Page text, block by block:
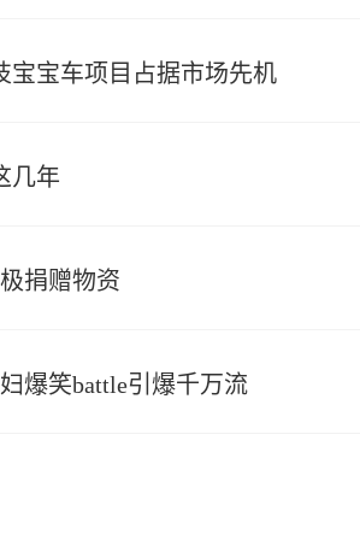
宝宝车项目占据市场先机
几年
捐赠物资
爆笑battle引爆千万流